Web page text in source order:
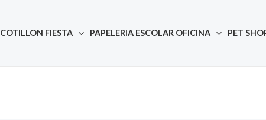
COTILLON FIESTA PAPELERIA ESCOLAR OFICINA PET